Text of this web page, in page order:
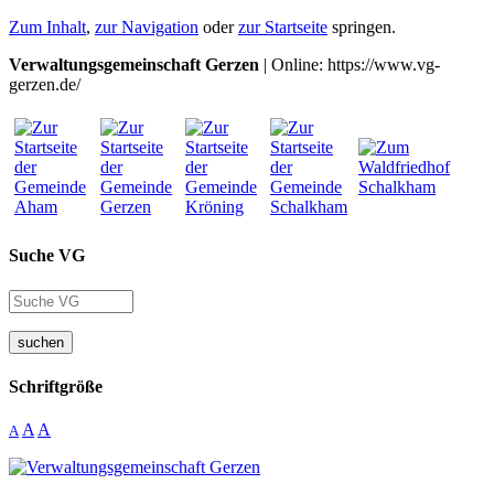
Zum Inhalt, zur Navigation oderzur Startseite springen.
Verwaltungsgemeinschaft Gerzen | Online: https://www.vg-
gerzen.de/
Suche VG
suchen
Schriftgröße
A A A